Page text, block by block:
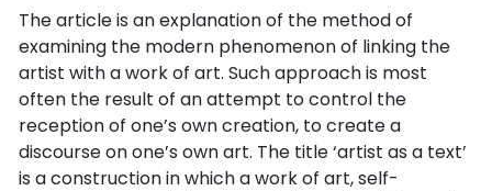
The article is an explanation of the method of
examining the modern phenomenon of linking the
artist with a work of art. Such approach is most
often the result of an attempt to control the
reception of one’s own creation, to create a
discourse on one’s own art. The title ‘artist as a text’
is a construction in which a work of art, self-